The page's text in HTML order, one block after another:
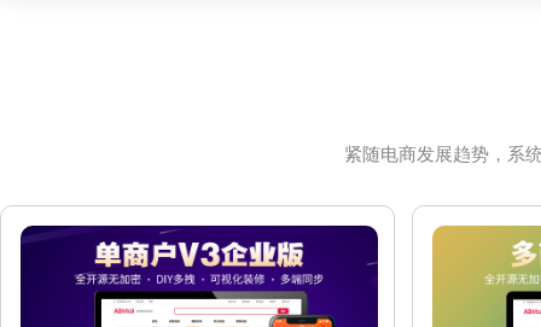
紧随电商发展趋势，系